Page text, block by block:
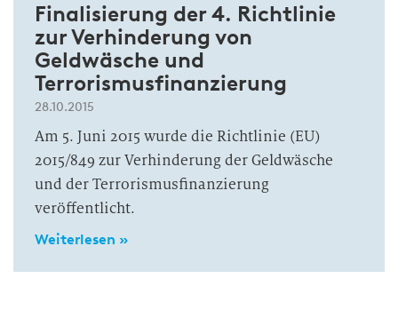
Finalisierung der 4. Richtlinie
zur Verhinderung von
Geldwäsche und
Terrorismusfinanzierung
28.10.2015
Am 5. Juni 2015 wurde die Richtlinie (EU)
2015/849 zur Verhinderung der Geldwäsche
und der Terrorismusfinanzierung
veröffentlicht.
Weiterlesen »